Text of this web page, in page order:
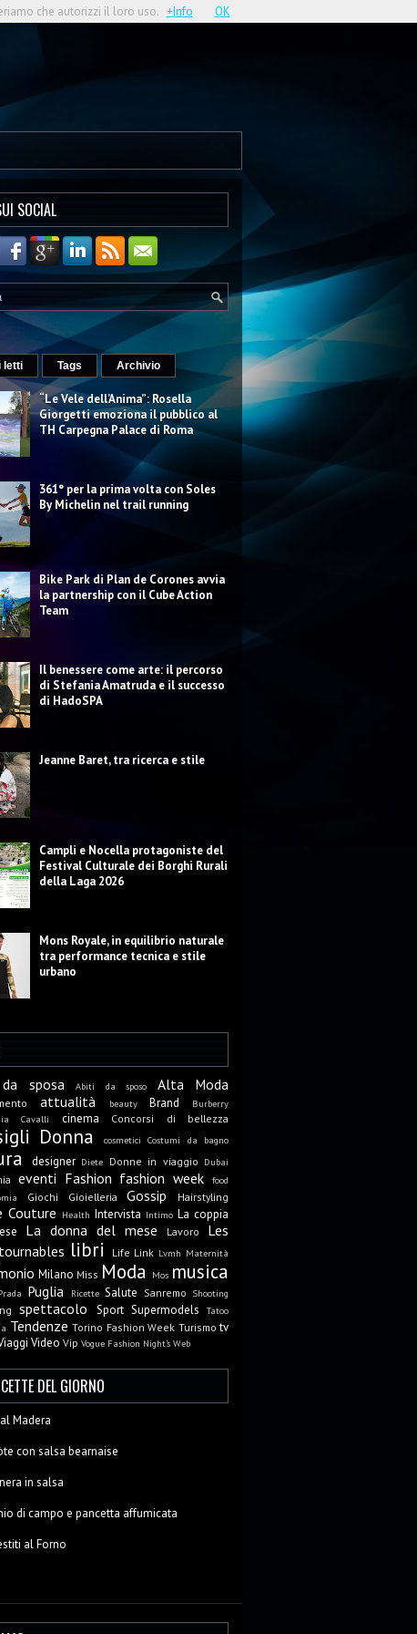
SOCIAL
letti Tags Archivio
“Le Vele dell’Anima”: Rosella
Giorgetti emoziona il pubblico al
TH Carpegna Palace di Roma
361° per la prima volta con Soles
By Michelin nel trail running
Bike Park di Plan de Corones avvia
la partnership con il Cube Action
Team
Il benessere come arte: il percorso
di Stefania Amatruda e il successo
di HadoSPA
Jeanne Baret, tra ricerca e stile
Campli e Nocella protagoniste del
Festival Culturale dei Borghi Rurali
della Laga 2026
Mons Royale, in equilibrio naturale
tra performance tecnica e stile
urbano
sposa Abiti da sposo Alta Moda
attualità beauty Brand
Burberry
Cavalli cinema Concorsi di bellezza
Donna cosmetici Costumi da bagno
designer Diete Donne in viaggio Dubai
eventi Fashion fashion week
food
Giochi Gioielleria Gossip Hairstyling
Couture Health Intervista Intimo La coppia
La donna del mese Lavoro
Les
libri Life Link Lvmh Maternità
Milano Miss Moda Mos musica
Puglia Ricette Salute Sanremo Shooting
spettacolo Sport Supermodels
Tatoo
Tendenze Torino Fashion Week Turismo tv
Video Vip Vogue Fashion Night's Web
DEL GIORNO
Madera
con salsa bearnaise
in salsa
di campo e pancetta affumicata
al Forno
che autorizzi il loro uso. +Info OK